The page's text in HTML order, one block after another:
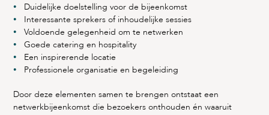
Duidelijke doelstelling voor de bijeenkomst
Interessante sprekers of inhoudelijke sessies
Voldoende gelegenheid om te netwerken
Goede catering en hospitality
Een inspirerende locatie
Professionele organisatie en begeleiding
Door deze elementen samen te brengen ontstaat een
netwerkbijeenkomst die bezoekers onthouden én waaruit